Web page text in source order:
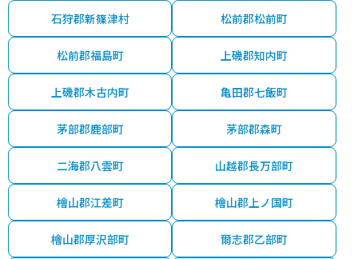
石狩郡新篠津村 松前郡松前町
松前郡福島町 上磯郡知内町
上磯郡木古内町 亀田郡七飯町
茅部郡鹿部町 茅部郡森町
二海郡八雲町 山越郡長万部町
檜山郡江差町 檜山郡上ノ国町
檜山郡厚沢部町 爾志郡乙部町